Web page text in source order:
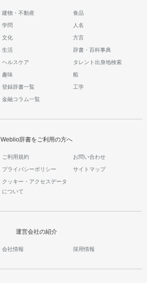
建物・不動産 食品
学問 人名
文化 方言
生活 辞書・百科事典
ヘルスケア タレント出身地検索
趣味 船
登録辞書一覧 工学
金融コラム一覧
Weblio辞書をご利用の方へ
ご利用規約 お問い合わせ
プライバシーポリシー サイトマップ
クッキー・アクセスデータ
について
運営会社の紹介
会社情報 採用情報